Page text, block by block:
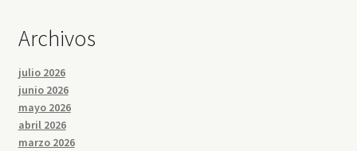
Archivos
julio 2026
junio 2026
mayo 2026
abril 2026
marzo 2026